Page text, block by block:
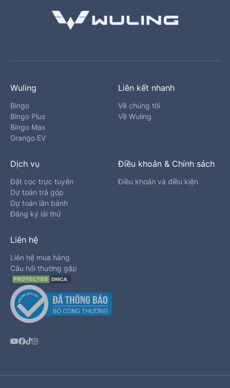
Wuling
Bingo
Bingo Plus
Bingo Max
Grango EV
Liên kết nhanh
Về chúng tôi
Về Wuling
Dịch vụ
Đặt cọc trực tuyến
Dự toán trả góp
Dự toán lăn bánh
Đăng ký lái thử
Điều khoản & Chính sách
Điều khoản và điều kiện
Liên hệ
Liên hệ mua hàng
Câu hỏi thường gặp